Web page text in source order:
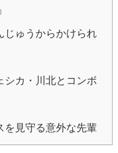
じゅうからかけられ
シカ・川北とコンボ
を見守る意外な先輩